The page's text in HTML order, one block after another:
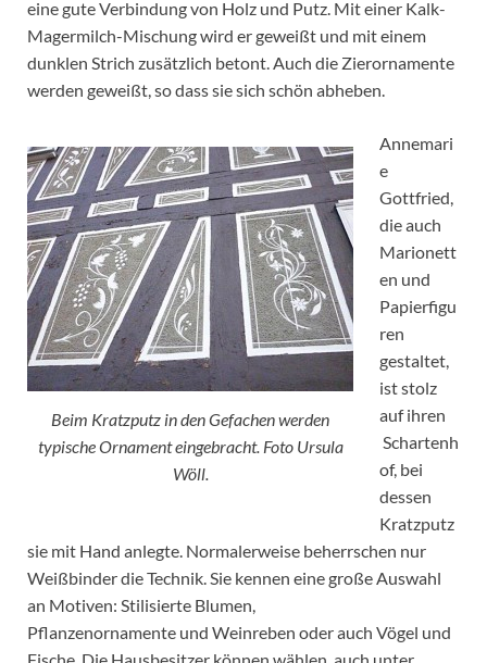
eine gute Verbindung von Holz und Putz. Mit einer Kalk-
Magermilch-Mischung wird er geweißt und mit einem
dunklen Strich zusätzlich betont. Auch die Zierornamente
werden geweißt, so dass sie sich schön abheben.
Beim Kratzputz in den Gefachen werden
typische Ornament eingebracht. Foto Ursula
Wöll.
Annemari
e
Gottfried,
die auch
Marionett
en und
Papierfigu
ren
gestaltet,
ist stolz
auf ihren
Schartenh
of, bei
dessen
Kratzputz
sie mit Hand anlegte. Normalerweise beherrschen nur
Weißbinder die Technik. Sie kennen eine große Auswahl
an Motiven: Stilisierte Blumen,
Pflanzenornamente und Weinreben oder auch Vögel und
Fische. Die Hausbesitzer können wählen, auch unter